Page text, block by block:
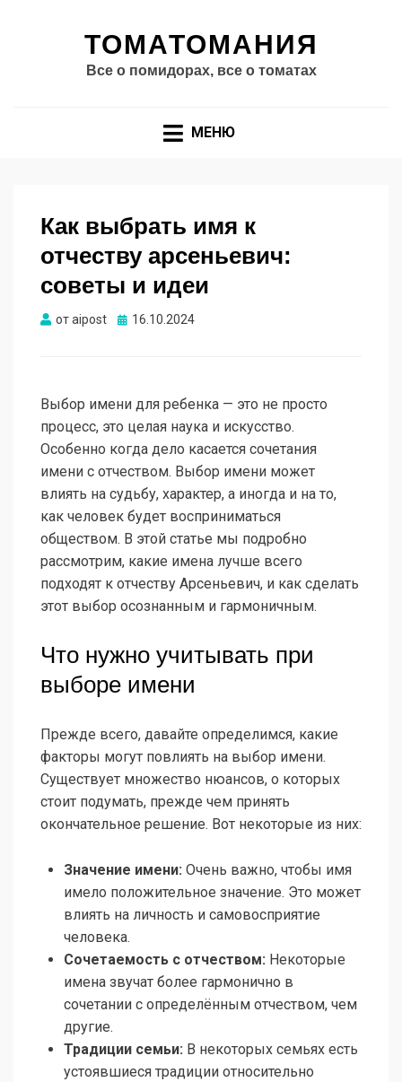
ТОМАТОМАНИЯ
Все о помидорах, все о томатах
МЕНЮ
Как выбрать имя к
отчеству арсеньевич:
советы и идеи
отaipost Опубликовано
16.10.2024
Выбор имени для ребенка — это не просто
процесс, это целая наука и искусство.
Особенно когда дело касается сочетания
имени с отчеством. Выбор имени может
влиять на судьбу, характер, а иногда и на то,
как человек будет восприниматься
обществом. В этой статье мы подробно
рассмотрим, какие имена лучше всего
подходят к отчеству Арсеньевич, и как сделать
этот выбор осознанным и гармоничным.
Что нужно учитывать при
выборе имени
Прежде всего, давайте определимся, какие
факторы могут повлиять на выбор имени.
Существует множество нюансов, о которых
стоит подумать, прежде чем принять
окончательное решение. Вот некоторые из них:
Значение имени: Очень важно, чтобы имя
имело положительное значение. Это может
влиять на личность и самовосприятие
человека.
Сочетаемость с отчеством: Некоторые
имена звучат более гармонично в
сочетании с определённым отчеством, чем
другие.
Традиции семьи: В некоторых семьях есть
устоявшиеся традиции относительно